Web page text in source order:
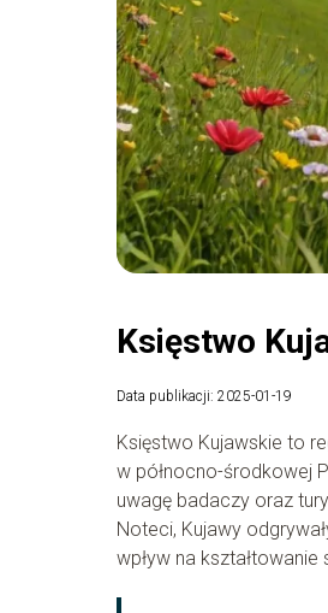
Księstwo
Data publikacji: 2025-01-19
Księstwo Kujawskie to
w północno-środkowej
uwagę badaczy oraz
Noteci, Kujawy
wpływ na